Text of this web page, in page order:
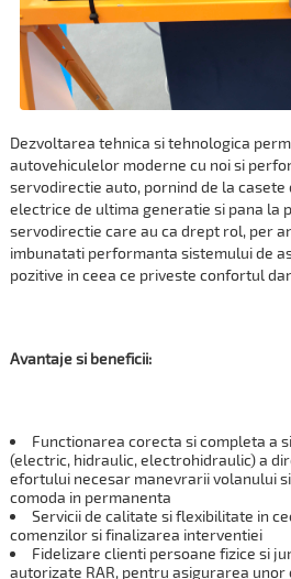
Dezvoltarea tehnica si tehnologica
autovehiculelor moderne cu noi si
servodirectie auto, pornind de la
electrice de ultima generatie si pana la
servodirectie care au ca drept rol, per
imbunatati performanta sistemului de
pozitive in ceea ce priveste confortul
Avantaje si beneficii:
Functionarea corecta si completa a
(electric, hidraulic, electrohidraulic) a
efortului necesar manevrarii volanului
comoda in permanenta
Servicii de calitate si flexibilitate in
comenzilor si finalizarea interventiei
Fidelizare clienti persoane fizice si
autorizate RAR, pentru asigurarea